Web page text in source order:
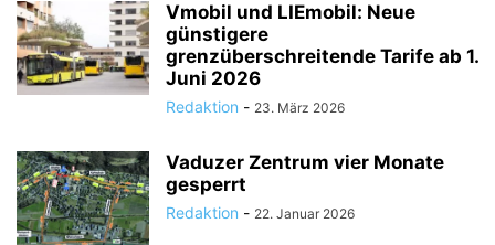
Vmobil und LIEmobil: Neue
günstigere
grenzüberschreitende Tarife ab 1.
Juni 2026
Redaktion - 23. März 2026
Vaduzer Zentrum vier Monate
gesperrt
Redaktion - 22. Januar 2026